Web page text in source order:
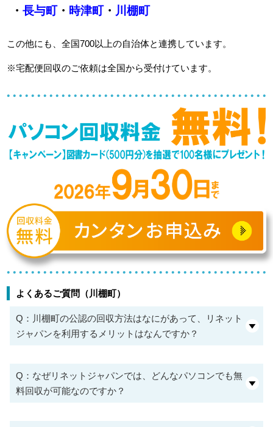
・ 長与町・ 時津町・ 川棚町
この他にも、全国700以上の自治体と連携しています。
※宅配便回収のご依頼は全国から受付けています。
よくあるご質問（川棚町）
Q：川棚町の公認の回収方法はなにがあって、リネット
ジャパンを利用するメリットはなんですか？
Q：なぜリネットジャパンでは、どんなパソコンでも無
料回収が可能なのですか？